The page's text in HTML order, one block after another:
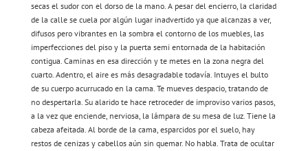
secas el sudor con el dorso de la mano. A pesar del encierro, la claridad
de la calle se cuela por algún lugar inadvertido ya que alcanzas a ver,
difusos pero vibrantes en la sombra el contorno de los muebles, las
imperfecciones del piso y la puerta semi entornada de la habitación
contigua. Caminas en esa dirección y te metes en la zona negra del
cuarto. Adentro, el aire es más desagradable todavía. Intuyes el bulto
de su cuerpo acurrucado en la cama. Te mueves despacio, tratando de
no despertarla. Su alarido te hace retroceder de improviso varios pasos,
a la vez que enciende, nerviosa, la lámpara de su mesa de luz. Tiene la
cabeza afeitada. Al borde de la cama, esparcidos por el suelo, hay
restos de cenizas y cabellos aún sin quemar. No habla. Trata de ocultar